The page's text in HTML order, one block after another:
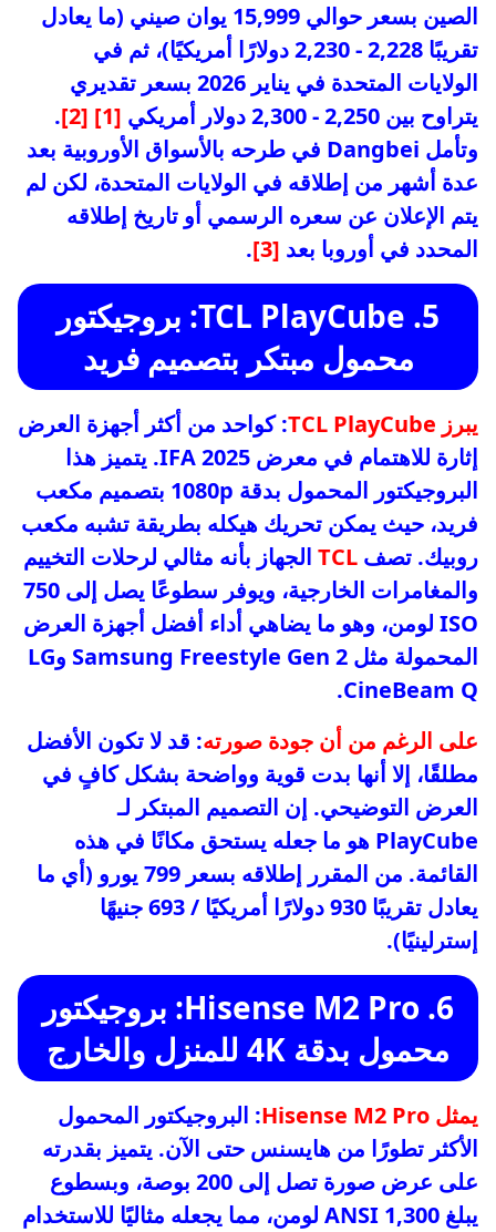
الصين بسعر حوالي 15,999 يوان صيني (ما يعادل
تقريبًا 2,228 - 2,230 دولارًا أمريكيًا)، ثم في
الولايات المتحدة في يناير 2026 بسعر تقديري
يتراوح بين 2,250 - 2,300 دولار أمريكي
[1]
[2]
.
وتأمل Dangbei في طرحه بالأسواق الأوروبية بعد
عدة أشهر من إطلاقه في الولايات المتحدة، لكن لم
يتم الإعلان عن سعره الرسمي أو تاريخ إطلاقه
المحدد في أوروبا بعد [3]
.
5. TCL PlayCube: بروجيكتور
محمول مبتكر بتصميم فريد
يبرز TCL PlayCube
: كواحد من أكثر أجهزة العرض
إثارة للاهتمام في معرض IFA 2025. يتميز هذا
البروجيكتور المحمول بدقة 1080p بتصميم مكعب
فريد، حيث يمكن تحريك هيكله بطريقة تشبه مكعب
روبيك. تصف TCL الجهاز بأنه مثالي لرحلات التخييم
والمغامرات الخارجية، ويوفر سطوعًا يصل إلى 750
ISO لومن، وهو ما يضاهي أداء أفضل أجهزة العرض
المحمولة مثل Samsung Freestyle Gen 2 وLG
CineBeam Q.
على الرغم من أن جودة صورته: قد لا تكون الأفضل
مطلقًا، إلا أنها بدت قوية وواضحة بشكل كافٍ في
العرض التوضيحي. إن التصميم المبتكر لـ
PlayCube هو ما جعله يستحق مكانًا في هذه
القائمة. من المقرر إطلاقه بسعر 799 يورو (أي ما
يعادل تقريبًا 930 دولارًا أمريكيًا / 693 جنيهًا
إسترلينيًا).
6. Hisense M2 Pro: بروجيكتور
محمول بدقة 4K للمنزل والخارج
يمثل Hisense M2 Pro
: البروجيكتور المحمول
الأكثر تطورًا من هايسنس حتى الآن. يتميز بقدرته
على عرض صورة تصل إلى 200 بوصة، وبسطوع
يبلغ 1,300 ANSI لومن، مما يجعله مثاليًا للاستخدام